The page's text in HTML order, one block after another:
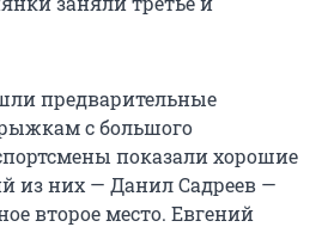
предварительные
с большого
показали хорошие
из них — Данил Садреев —
второе место. Евгений